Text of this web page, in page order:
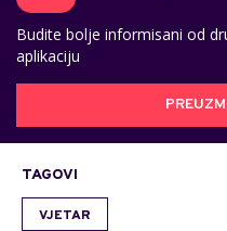
Budite bolje informisani od
aplikaciju
TAGOVI
VJETAR